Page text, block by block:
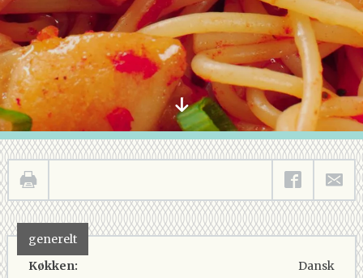
generelt
Køkken:
Dansk